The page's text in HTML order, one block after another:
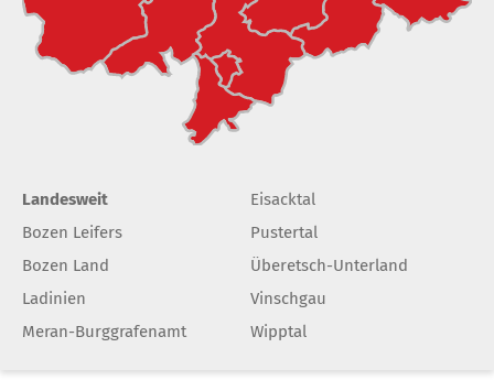
Landesweit
Bozen Leifers
Bozen Land
Ladinien
Meran-Burggrafenamt
Eisacktal
Pustertal
Überetsch-Unterland
Vinschgau
Wipptal